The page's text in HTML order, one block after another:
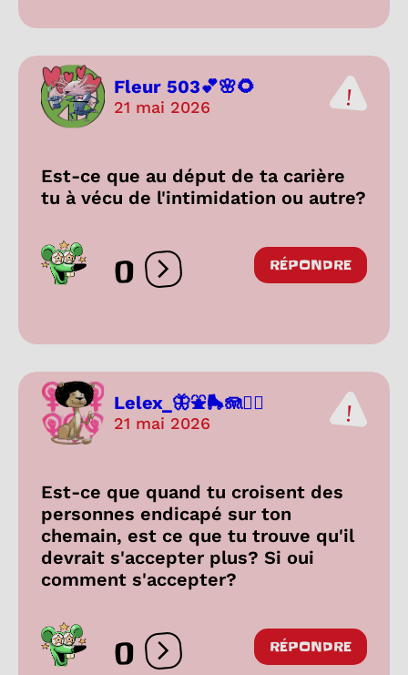
Fleur 503💕🌸🌻
21 mai 2026
Est-ce que au déput de ta carière
tu à vécu de l'intimidation ou autre?
0 Ouvrir les réactions
RÉPONDRE
Lelex_🦋⛲️🛼🪼❤️‍🔥
21 mai 2026
Est-ce que quand tu croisent des
personnes endicapé sur ton
chemain, est ce que tu trouve qu'il
devrait s'accepter plus? Si oui
comment s'accepter?
0 Ouvrir les réactions
RÉPONDRE